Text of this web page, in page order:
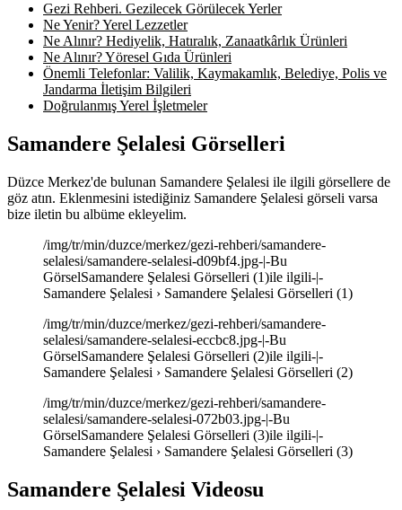
Gezi Rehberi. Gezilecek Görülecek Yerler
Ne Yenir? Yerel Lezzetler
Ne Alınır? Hediyelik, Hatıralık, Zanaatkârlık Ürünleri
Ne Alınır? Yöresel Gıda Ürünleri
Önemli Telefonlar: Valilik, Kaymakamlık, Belediye, Polis ve
Jandarma İletişim Bilgileri
Doğrulanmış Yerel İşletmeler
Samandere Şelalesi Görselleri
Düzce Merkez'de bulunan Samandere Şelalesi ile ilgili görsellere de
göz atın. Eklenmesini istediğiniz Samandere Şelalesi görseli varsa
bize iletin bu albüme ekleyelim.
/img/tr/min/duzce/merkez/gezi-rehberi/samandere-
selalesi/samandere-selalesi-d09bf4.jpg-|-Bu
GörselSamandere Şelalesi Görselleri (1)ile ilgili-|-
Samandere Şelalesi › Samandere Şelalesi Görselleri (1)
/img/tr/min/duzce/merkez/gezi-rehberi/samandere-
selalesi/samandere-selalesi-eccbc8.jpg-|-Bu
GörselSamandere Şelalesi Görselleri (2)ile ilgili-|-
Samandere Şelalesi › Samandere Şelalesi Görselleri (2)
/img/tr/min/duzce/merkez/gezi-rehberi/samandere-
selalesi/samandere-selalesi-072b03.jpg-|-Bu
GörselSamandere Şelalesi Görselleri (3)ile ilgili-|-
Samandere Şelalesi › Samandere Şelalesi Görselleri (3)
Samandere Şelalesi Videosu